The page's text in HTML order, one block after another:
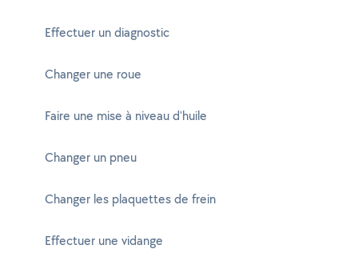
Effectuer un diagnostic
Changer une roue
Faire une mise à niveau d'huile
Changer un pneu
Changer les plaquettes de frein
Effectuer une vidange